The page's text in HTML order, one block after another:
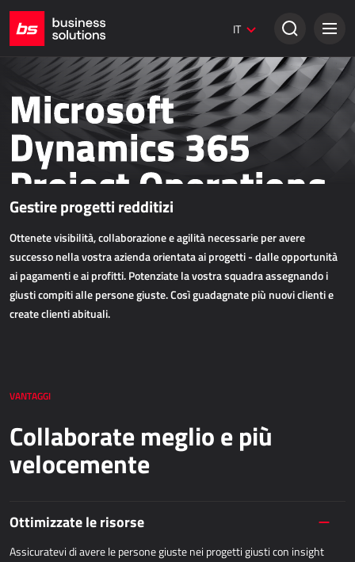
IT
Siti web Umbraco
Soluzioni creative
VENDITA TRADIZIONALE
Dynamics 365 Business Central
Dynamics 365 Sales
Power Retail
VENDITA ONLINE
AllForEcommerce
AllForNextGen
AllForWeb
Potenziare le vendite online
AllForEcommerce
AllForWeb
Portali B2B
Siti web complessi
Microsoft
Dynamics 365
Project Operations
Gestire progetti redditizi
Ottenete visibilità, collaborazione e agilità necessarie per avere
successo nella vostra azienda orientata ai progetti - dalle opportunità
ai pagamenti e ai profitti. Potenziate la vostra squadra assegnando i
giusti compiti alle persone giuste. Così guadagnate più nuovi clienti e
create clienti abituali.
VANTAGGI
Collaborate meglio e più
velocemente
Ottimizzate le risorse
Assicuratevi di avere le persone giuste nei progetti giusti con insight